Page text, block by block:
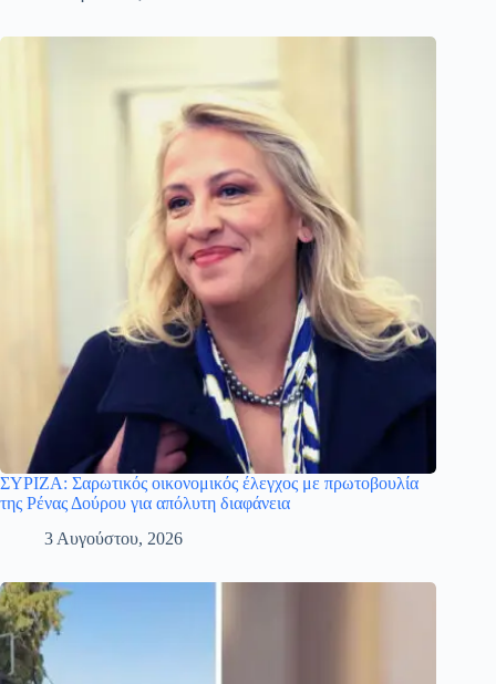
ΣΥΡΙΖΑ: Σαρωτικός οικονομικός έλεγχος με πρωτοβουλία
της Ρένας Δούρου για απόλυτη διαφάνεια
3 Αυγούστου, 2026